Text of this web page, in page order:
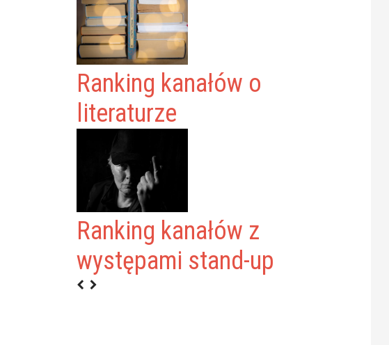
Ranking kanałów o
literaturze
Ranking kanałów z
występami stand-up